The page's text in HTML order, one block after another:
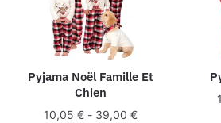
Pyjama Noël Famille Et
Chien
10,05 €- 39,00 €